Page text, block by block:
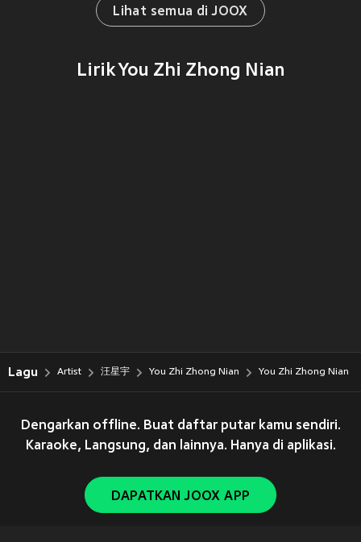
Lihat semua di JOOX
Lirik You Zhi Zhong Nian
Lagu Artist 汪星宇 You Zhi Zhong Nian You Zhi Zhong Nian
Dengarkan offline. Buat daftar putar kamu sendiri.
Karaoke, Langsung, dan lainnya. Hanya di aplikasi.
DAPATKAN JOOX APP